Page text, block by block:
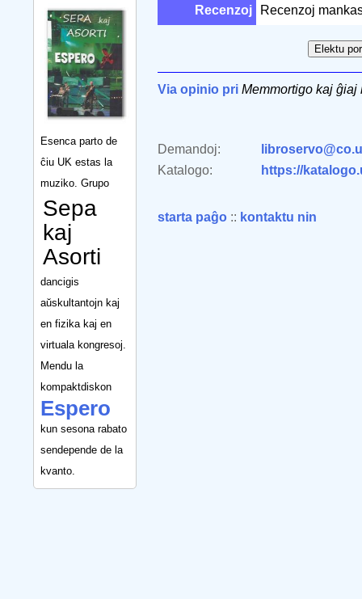
Esenca parto de
ĉiu UK estas la
muziko. Grupo
Sepa
kaj
Asorti
dancigis
aŭskultantojn kaj
en fizika kaj en
virtuala kongresoj.
Mendu la
kompaktdiskon
Espero
kun sesona rabato
sendepende de la
kvanto.
Recenzoj Recenzoj
Via opinio pri Memmortigo kaj ĝiaj
Demandoj:
Katalogo:
https://
starta paĝo :: kontaktu nin